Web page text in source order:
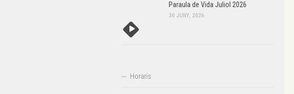
Paraula de Vida Juliol 2026
30 JUNY, 2026
Horaris